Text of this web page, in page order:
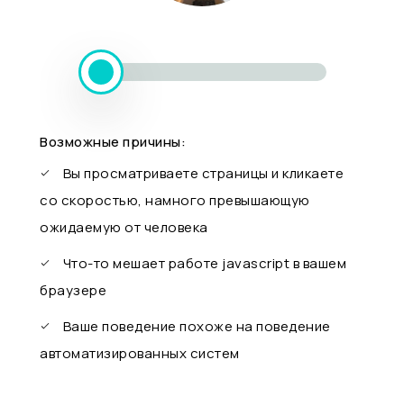
Возможные причины:
Вы просматриваете страницы и кликаете
со скоростью, намного превышающую
ожидаемую от человека
Что-то мешает работе javascript в вашем
браузере
Ваше поведение похоже на поведение
автоматизированных систем